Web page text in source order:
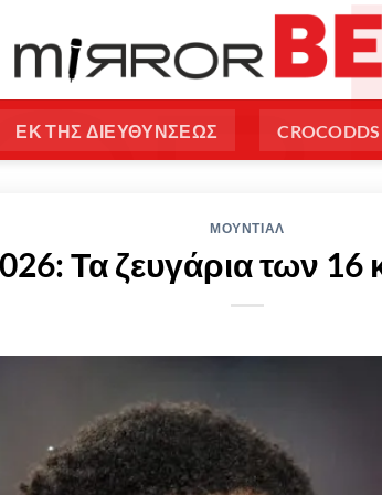
ΕΚ ΤΗΣ ΔΙΕΥΘΥΝΣΕΩΣ CROCODDS
ΜΟΥΝΤΙΑΛ
Τα ζευγάρια των 16